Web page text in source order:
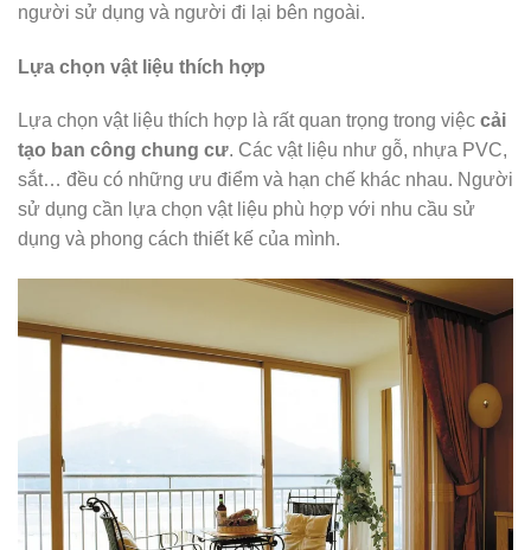
người sử dụng và người đi lại bên ngoài.
Lựa chọn vật liệu thích hợp
Lựa chọn vật liệu thích hợp là rất quan trọng trong việc cải
tạo ban công chung cư. Các vật liệu như gỗ, nhựa PVC,
sắt… đều có những ưu điểm và hạn chế khác nhau. Người
sử dụng cần lựa chọn vật liệu phù hợp với nhu cầu sử
dụng và phong cách thiết kế của mình.